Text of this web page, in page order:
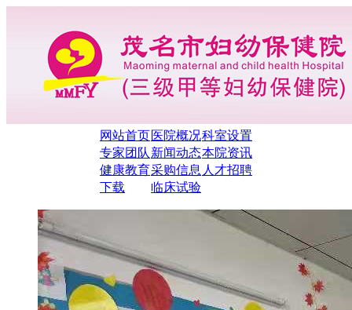
网站首页医院概况科室设置
专家团队 新闻动态本院资讯
健康教育采购信息 人才招聘
下载
临床试验